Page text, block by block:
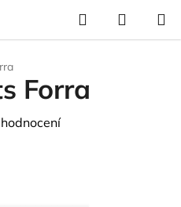
Hledat
Forra